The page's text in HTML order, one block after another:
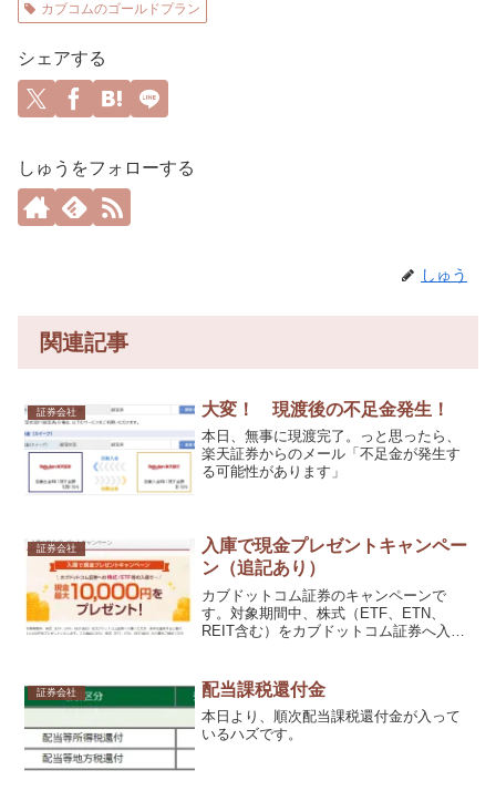
カブコムのゴールドプラン
シェアする
しゅうをフォローする
しゅう
関連記事
証券会社 大変！ 現渡後の不足金発生！
本日、無事に現渡完了。っと思ったら、
楽天証券からのメール「不足金が発生す
る可能性があります」
証券会社
入庫で現金プレゼントキャンペー
ン（追記あり）
カブドットコム証券のキャンペーンで
す。対象期間中、株式（ETF、ETN、
REIT含む）をカブドットコム証券へ入庫
証券会社 配当課税還付金
本日より、順次配当課税還付金が入って
いるハズです。